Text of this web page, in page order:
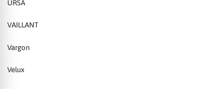
URSA
VAILLANT
Vargon
Velux